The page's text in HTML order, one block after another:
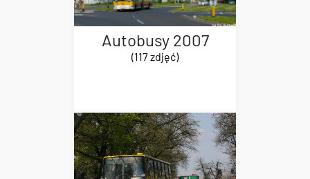
Autobusy 2007
(117 zdjęć)